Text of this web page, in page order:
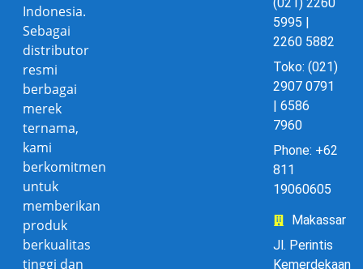
Indonesia.
Sebagai
distributor
resmi
berbagai
merek
ternama,
kami
berkomitmen
untuk
memberikan
produk
berkualitas
tinggi dan
5995 |
2260 5882
Toko: (021)
2907 0791
| 6586
7960
Phone: +62
811
19060605
Makassar
Jl. Perintis
Kemerdekaan